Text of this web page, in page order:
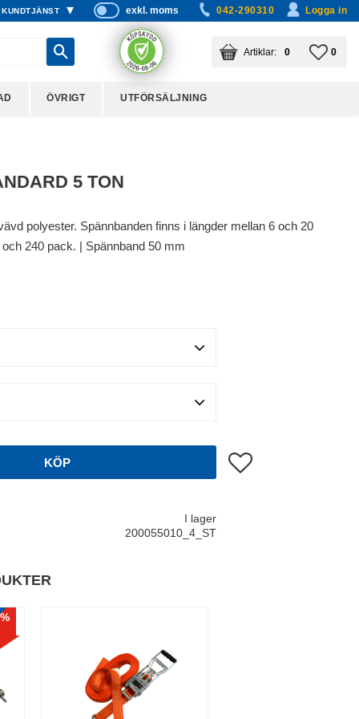
KUNDTJÄNST
P
exkl. moms 042-290310 Logga in
0
KUNDVAGN
ANTAL PRODUKTER:
0
ÖVRIGT UTFÖRSÄLJNING
5 TON
polyester. Spännbanden finns i längder mellan 6 och 20
240 pack. | Spännband 50 mm
KÖP Lägg till i favoriter
I lager
200055010_4_ST
%